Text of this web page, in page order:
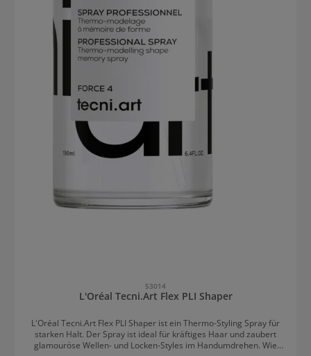
53014
L'Oréal Tecni.Art Flex PLI Shaper
L'Oréal Tecni.Art Flex PLI Shaper ist ein Thermo-Styling Spray für
starken Halt. Der Spray ist ideal für kräftiges Haar und zaubert
glamouröse Wellen- und Locken-Styles im Handumdrehen. Wie